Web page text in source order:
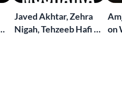
Javed Akhtar, Zehra
Nigah, Tehzeeb Hafi &
on